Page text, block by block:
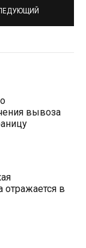
вывоза
отражается в